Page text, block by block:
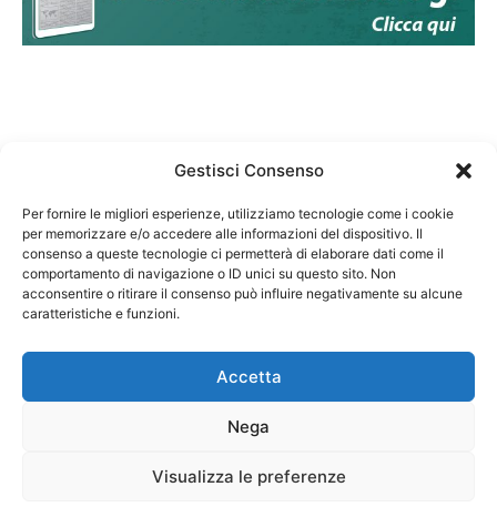
Gestisci Consenso
Per fornire le migliori esperienze, utilizziamo tecnologie come i cookie
per memorizzare e/o accedere alle informazioni del dispositivo. Il
consenso a queste tecnologie ci permetterà di elaborare dati come il
comportamento di navigazione o ID unici su questo sito. Non
acconsentire o ritirare il consenso può influire negativamente su alcune
caratteristiche e funzioni.
Accetta
Nega
Visualizza le preferenze
Federazione Nazionale Degli Ordini dei Biologi:
codice fiscale 80069130583
Responsabile sito internet www.fnob.it:
Privacy Policy Cookie Policy